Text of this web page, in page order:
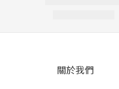
關於我們